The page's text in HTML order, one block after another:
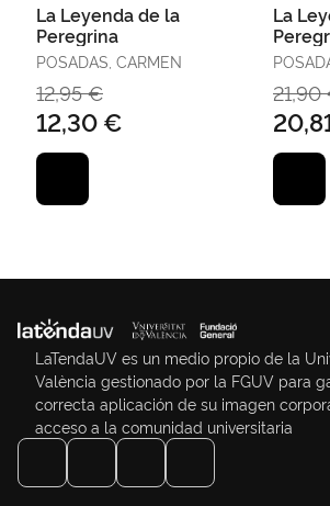
La Leyenda de la
Peregrina
POSADAS, CARMEN
12,95 €
12,30 €
La
21,90
LaTendaUV es un medio propio de la
València gestionado por la FGUV para
correcta aplicación de su imagen
acceso a la comunidad universitaria